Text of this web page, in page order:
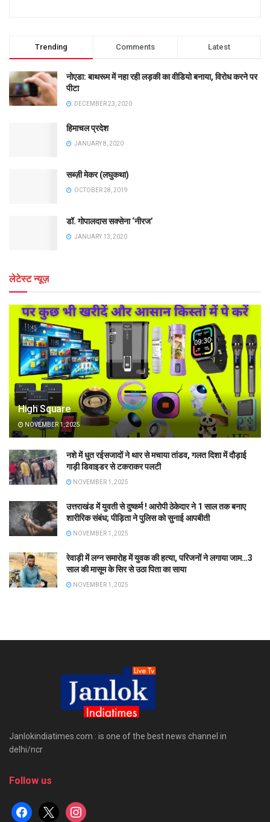
Trending Comments Latest
नोएडा: बाथरूम में नहा रही लड़की का वीडियो बनाया, विरोध करने पर
पीटा
DECEMBER 23, 2020
हिमाचल प्रदेश
JANUARY 8, 2020
सब्ज़ी मेकर (लघुकथा)
OCTOBER 28, 2019
डॉ. गोपालदास सक्सेना ‘नीरज’
JANUARY 13, 2020
लेटेस्ट न्यूज़
High Square
NOVEMBER 1, 2025
नशे में धुत रईसजादों ने थार से मचाया तांडव, गलत दिशा में दौड़ाई
गाड़ी डिवाइडर से टकराकर पलटी
NOVEMBER 1, 2025
उत्तराखंड में युवती से दुष्कर्म ! आरोपी ठेकेदार ने 1 साल तक बनाए
शारीरिक संबंध; पीड़िता ने पुलिस को सुनाई आपबीती
NOVEMBER 1, 2025
रेवाड़ी में लग्न समारोह में युवक की हत्या, परिजनों ने लगाया जाम…3
साल की मासूम के सिर से उठा पिता का साया
NOVEMBER 1, 2025
Janlokindiatimes.com : is one of the best news channel in
delhi/ncr
Follow us
facebook
x instagram